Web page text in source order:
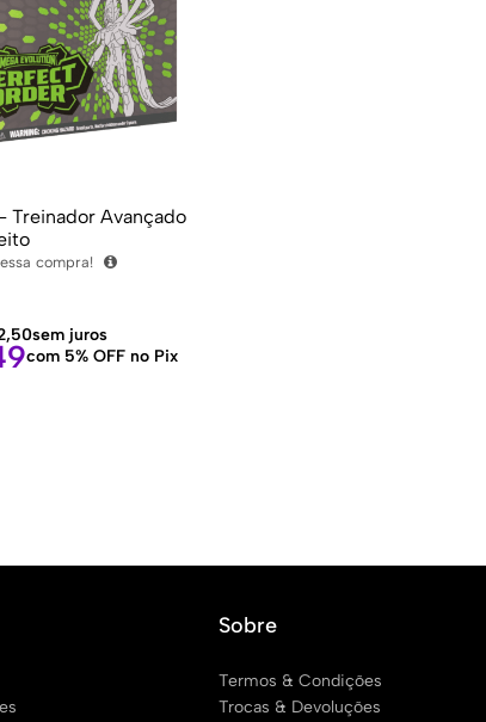
Treinador Avançado
compra!
sem juros
com 5% OFF no Pix
Sobre
Termos & Condições
Trocas & Devoluções